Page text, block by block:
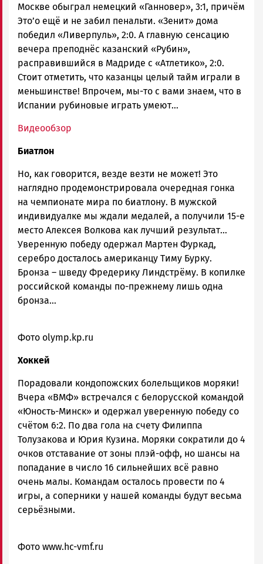
Москве обыграл немецкий «Ганновер», 3:1, причём
Это’о ещё и не забил пенальти. «Зенит» дома
победил «Ливерпуль», 2:0. А главную сенсацию
вечера преподнёс казанский «Рубин»,
расправившийся в Мадриде с «Атлетико», 2:0.
Стоит отметить, что казанцы целый тайм играли в
меньшинстве! Впрочем, мы-то с вами знаем, что в
Испании рубиновые играть умеют…
Видеообзор
Биатлон
Но, как говорится, везде везти не может! Это
наглядно продемонстрировала очередная гонка
на чемпионате мира по биатлону. В мужской
индивидуалке мы ждали медалей, а получили 15-е
место Алексея Волкова как лучший результат…
Уверенную победу одержал Мартен Фуркад,
серебро досталось американцу Тиму Бурку.
Бронза – шведу Фредерику Линдстрёму. В копилке
российской команды по-прежнему лишь одна
бронза…
Фото olymp.kp.ru
Хоккей
Порадовали кондопожских болельщиков моряки!
Вчера «ВМФ» встречался с белорусской командой
«Юность-Минск» и одержал уверенную победу со
счётом 6:2. По два гола на счету Филиппа
Толузакова и Юрия Кузина. Моряки сократили до 4
очков отставание от зоны плэй-офф, но шансы на
попадание в число 16 сильнейших всё равно
очень малы. Командам осталось провести по 4
игры, а соперники у нашей команды будут весьма
серьёзными.
Фото www.hc-vmf.ru